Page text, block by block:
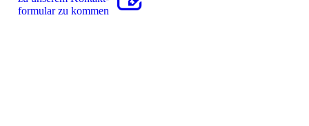
for­mu­lar zu kommen